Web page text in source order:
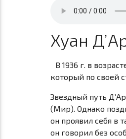
Хуан
В 1936 г. в
который по своей
Звездный путь
(Мир). Однако
он проявил себя в
он говорил без